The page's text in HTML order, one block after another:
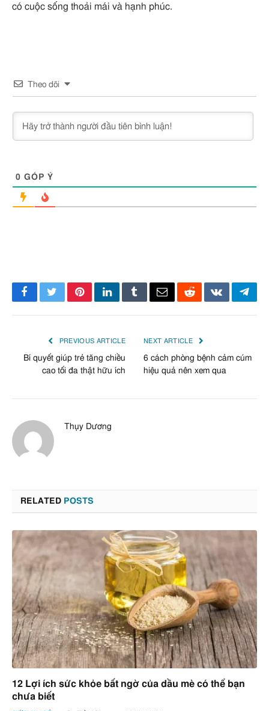
có cuộc sống thoải mái và hạnh phúc.
Theo dõi
0 GÓP Ý
Facebook
TwitterPinterestLinkedInTumblrEmailRedditVKontakte
PREVIOUS ARTICLE
Bí quyết giúp trẻ tăng chiều
cao tối đa thật hữu ích
NEXT ARTICLE
6 cách phòng bệnh cảm cúm
hiệu quả nên xem qua
Thụy Dương
RELATED POSTS
12 Lợi ích sức khỏe bất ngờ của dầu mè có thể bạn
chưa biết